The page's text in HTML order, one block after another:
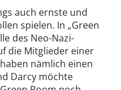
auch ernste und
spielen. In „Green
des Neo-Nazi-
die Mitglieder einer
nämlich einen
Darcy möchte